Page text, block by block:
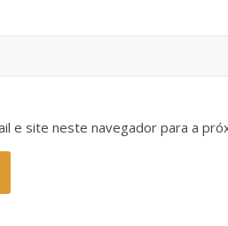
e site neste navegador para a